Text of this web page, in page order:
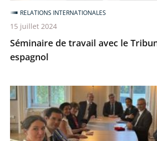
Séminaire de travail avec le
espagnol
RELATIONS INTERNATIONALES
15 juillet 2024
Premières
Journées
administratives
franco-